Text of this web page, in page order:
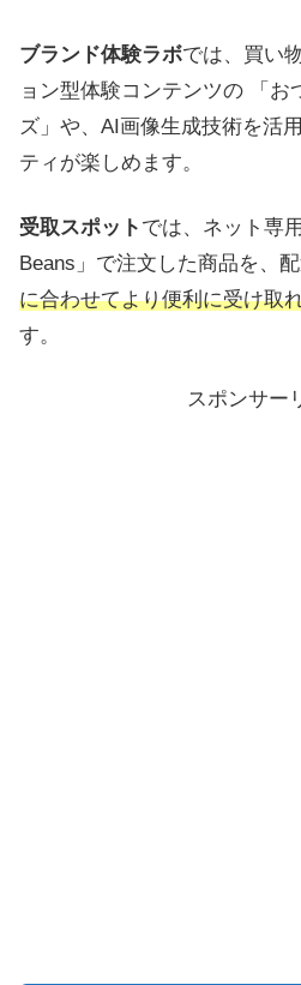
ブランド体験ラボでは、買い
ョン型体験コンテンツの 「お
ズ」や、AI画像生成技術を活
ティが楽しめます。
受取スポット では、ネット専
Beans」で注文した商品を、配
に合わせてより便利に受け取
す。
スポンサー